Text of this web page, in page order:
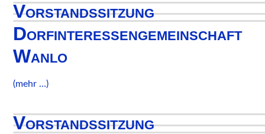
Vorstandssitzung
Dorfinteressengemeinschaft
Wanlo
(mehr …)
Vorstandssitzung